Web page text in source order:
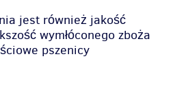
jest również jakość
wymłóconego zboża
pszenicy